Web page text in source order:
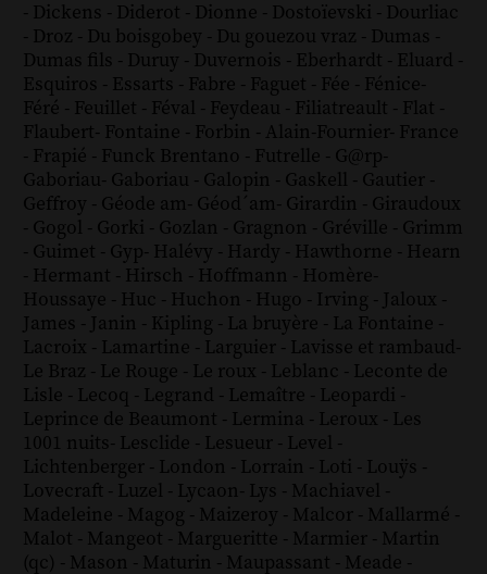
- Dickens - Diderot - Dionne - Dostoïevski - Dourliac
- Droz - Du boisgobey - Du gouezou vraz - Dumas -
Dumas fils - Duruy - Duvernois - Eberhardt - Eluard -
Esquiros - Essarts - Fabre - Faguet - Fée - Fénice-
Féré - Feuillet - Féval - Feydeau - Filiatreault - Flat -
Flaubert- Fontaine - Forbin - Alain-Fournier- France
- Frapié - Funck Brentano - Futrelle - G@rp-
Gaboriau- Gaboriau - Galopin - Gaskell - Gautier -
Geffroy - Géode am- Géod´am- Girardin - Giraudoux
- Gogol - Gorki - Gozlan - Gragnon - Gréville - Grimm
- Guimet - Gyp- Halévy - Hardy - Hawthorne - Hearn
- Hermant - Hirsch - Hoffmann - Homère-
Houssaye - Huc - Huchon - Hugo - Irving - Jaloux -
James - Janin - Kipling - La bruyère - La Fontaine -
Lacroix - Lamartine - Larguier - Lavisse et rambaud-
Le Braz - Le Rouge - Le roux - Leblanc - Leconte de
Lisle - Lecoq - Legrand - Lemaître - Leopardi -
Leprince de Beaumont - Lermina - Leroux - Les
1001 nuits- Lesclide - Lesueur - Level -
Lichtenberger - London - Lorrain - Loti - Louÿs -
Lovecraft - Luzel - Lycaon- Lys - Machiavel -
Madeleine - Magog - Maizeroy - Malcor - Mallarmé -
Malot - Mangeot - Margueritte - Marmier - Martin
(qc) - Mason - Maturin - Maupassant - Meade -